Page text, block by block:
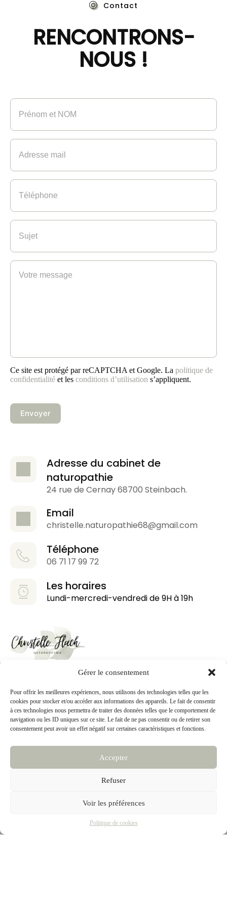
Gérer le consentement
Pour offrir les meilleures expériences, nous utilisons des technologies telles que les
cookies pour stocker et/ou accéder aux informations des appareils. Le fait de consentir
à ces technologies nous permettra de traiter des données telles que le comportement de
navigation ou les ID uniques sur ce site. Le fait de ne pas consentir ou de retirer son
consentement peut avoir un effet négatif sur certaines caractéristiques et fonctions.
Accepter
Refuser
Voir les préférences
Politique de cookies
Contact
RENCONTRONS-
NOUS !
Prénom
NOM
(Nécessaire)
Adresse
mail
(Nécessaire)
Téléphone
(Nécessaire)
Sujet
(Nécessaire)
Votre
message
Ce site est protégé par reCAPTCHA et Google. La politique de
confidentialité et les conditions d’utilisation s’appliquent.
Adresse du cabinet de
naturopathie
24 rue de Cernay 68700 Steinbach.
Email
christelle.naturopathie68@gmail.com
Téléphone
06 71 17 99 72
Les horaires
Lundi-mercredi-vendredi de 9H à 19h
Je vous accompagne avec bienveillance vers l’équilibre de votre
organisme grâce à un ensemble de techniques naturelles et
Prenons rendez-vous pour faire votre bilan de vitalité.
Prendre un rendez-vous